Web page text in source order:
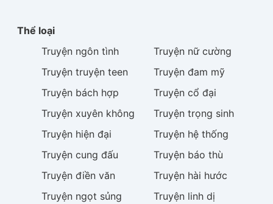
Thể loại
Truyện ngôn tình Truyện nữ cường
Truyện truyện teen Truyện đam mỹ
Truyện bách hợp Truyện cổ đại
Truyện xuyên không Truyện trọng sinh
Truyện hiện đại Truyện hệ thống
Truyện cung đấu Truyện báo thù
Truyện điền văn Truyện hài hước
Truyện ngọt sủng Truyện linh dị